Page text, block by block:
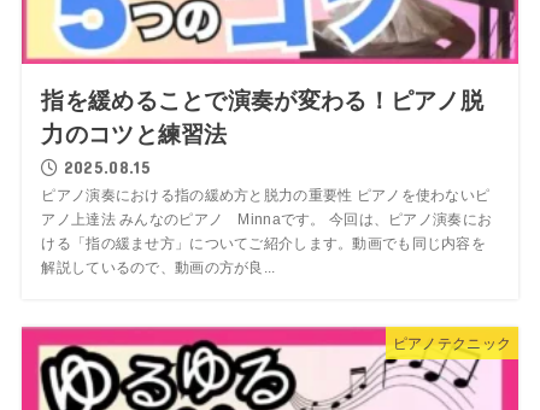
指を緩めることで演奏が変わる！ピアノ脱
力のコツと練習法
2025.08.15
ピアノ演奏における指の緩め方と脱力の重要性 ピアノを使わないピ
アノ上達法 みんなのピアノ Minnaです。 今回は、ピアノ演奏にお
ける「指の緩ませ方」についてご紹介します。動画でも同じ内容を
解説しているので、動画の方が良...
ピアノテクニック